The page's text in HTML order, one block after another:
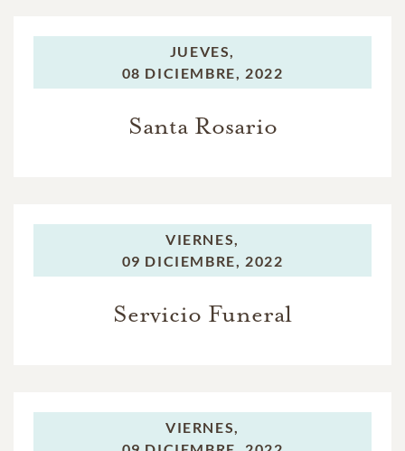
JUEVES,
08 DICIEMBRE, 2022
Santa Rosario
VIERNES,
09 DICIEMBRE, 2022
Servicio Funeral
VIERNES,